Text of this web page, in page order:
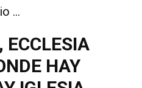
…
ECCLESIA
HAY